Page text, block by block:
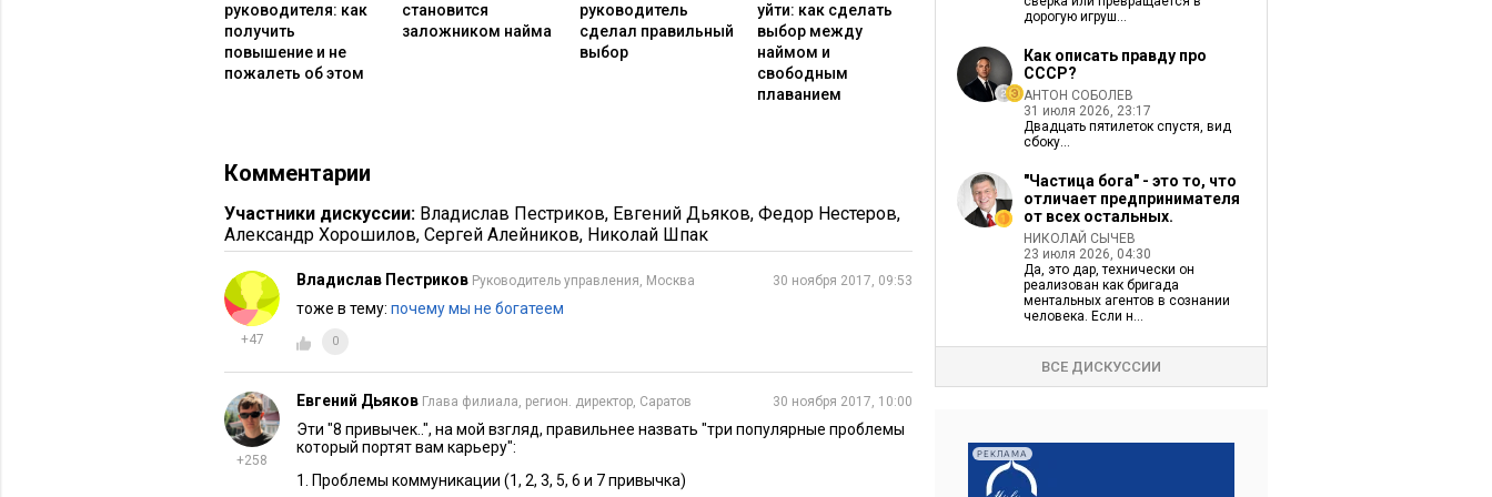
ЛИЧНАЯ ЭФФЕКТИВНОСТЬ
7 качеств, от которых зависит
ваша карьера
которые стоят карьеры
руководителя: как
получить
повышение и не
пожалеть об этом
становится
заложником найма
руководитель
сделал правильный
выбор
уйти: как сделать
выбор между
наймом и
свободным
плаванием
Комментарии
Участники дискуссии: Владислав Пестриков, Евгений Дьяков, Федор Нестеров,
Александр Хорошилов, Сергей Алейников, Николай Шпак
+47
Владислав Пестриков Руководитель управления, Москва 30 ноября 2017, 09:53
тоже в тему: почему мы не богатеем
0
+258
Евгений Дьяков Глава филиала, регион. директор, Саратов 30 ноября 2017, 10:00
Эти "8 привычек..", на мой взгляд, правильнее назвать "три популярные проблемы
который портят вам карьеру":
1. Проблемы коммуникации (1, 2, 3, 5, 6 и 7 привычка)
дорогую игруш...
Как описать правду про
СССР?
АНТОН СОБОЛЕВ
31 июля 2026, 23:17
Двадцать пятилеток спустя, вид
сбоку...
"Частица бога" - это то, что
отличает предпринимателя
от всех остальных.
НИКОЛАЙ СЫЧЕВ
23 июля 2026, 04:30
Да, это дар, технически он
реализован как бригада
ментальных агентов в сознании
человека. Если н...
ВСЕ ДИСКУССИИ
РЕКЛАМА